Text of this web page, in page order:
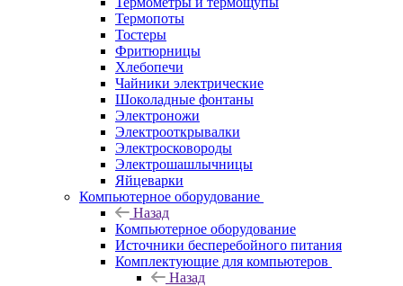
Термопоты
Тостеры
Фритюрницы
Хлебопечи
Чайники электрические
Шоколадные фонтаны
Электроножи
Электрооткрывалки
Электросковороды
Электрошашлычницы
Яйцеварки
Компьютерное оборудование
Назад
Компьютерное оборудование
Источники бесперебойного питания
Комплектующие для компьютеров
Назад